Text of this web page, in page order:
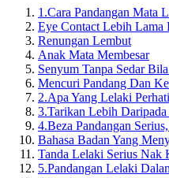
1.Cara Pandangan Mata
Eye Contact Lebih Lama
Renungan Lembut
Anak Mata Membesar
Senyum Tanpa Sedar
Mencuri Pandang Dan
2.Apa Yang Lelaki
3.Tarikan Lebih Daripada
4.Beza Pandangan
Bahasa Badan Yang
Tanda Lelaki Serius Nak
5.Pandangan Lelaki